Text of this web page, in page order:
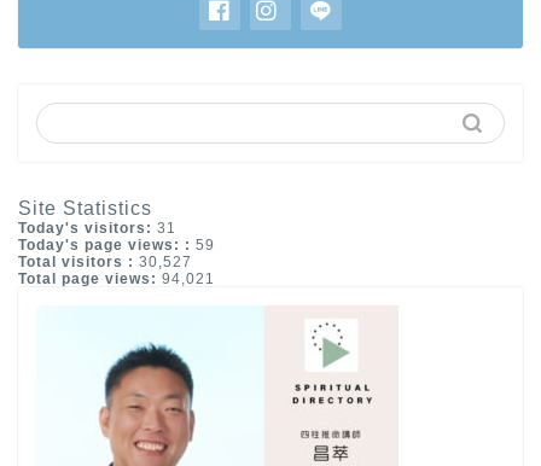
Site Statistics
Today's visitors: 31
Today's page views: : 59
Total visitors : 30,527
Total page views: 94,021